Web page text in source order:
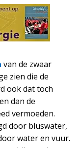
van de zwaar
zien die de
ook dat toch
dan de
vermoeden.
door bluswater,
water en vuur.